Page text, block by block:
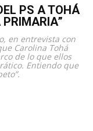
PS A TOHÁ
en entrevista con
Carolina Tohá
de lo que ellos
Entiendo que